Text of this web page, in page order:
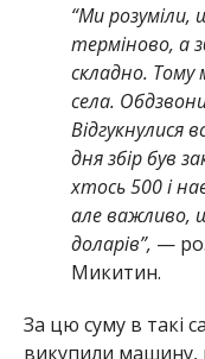
“Ми
терміново, а
складно. Тому
села.
Відгукнулися
дня збір був
хтось 500 і
але важливо,
доларів”, —
Микитин.
За цю суму в такі
викупили машину,